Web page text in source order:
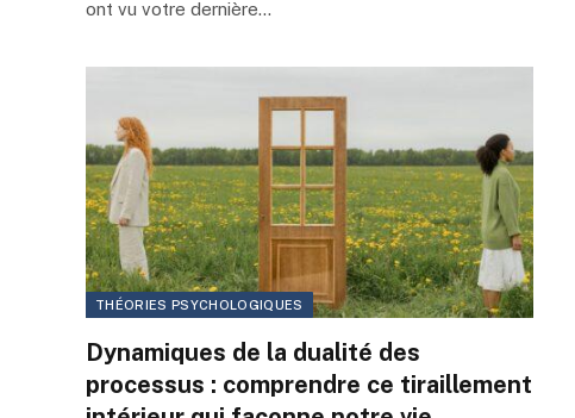
ont vu votre dernière…
THÉORIES PSYCHOLOGIQUES
Dynamiques de la dualité des
processus : comprendre ce tiraillement